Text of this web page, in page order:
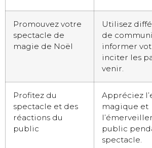
Promouvez votre
spectacle de
magie de Noël
Utilisez
de
informer
inciter les
venir.
Profitez du
spectacle et des
réactions du
public
Appréciez
magique et
public
spectacle.